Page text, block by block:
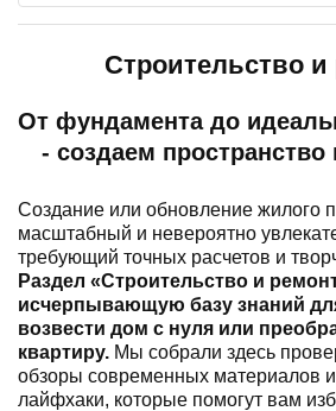
Строительство и
От фундамента до
- создаем
Создание или обновление жилого
масштабный и невероятно
требующий точных расчетов и
Раздел «Строительство и
исчерпывающую базу знаний
возвести дом с нуля или
квартиру. Мы собрали здесь
обзоры современных материалов и
лайфхаки, которые помогут вам